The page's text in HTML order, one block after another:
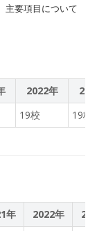
。役場内で検討し
では、児童と保護
も交えて学び、宇
に感じた。文科省
Ａスクール構想で
備された通信機器
ット端末）を活用
つないだ午後６時
サイトで生放送
各地の小学生らが
スした。
主要項目について
2022年
2023
19校 19校
年 2022年
2023